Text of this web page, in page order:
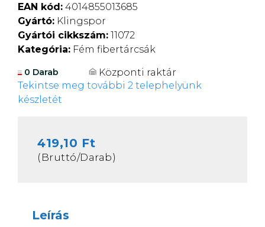
EAN kód: 4014855013685
Gyártó: Klingspor
Gyártói cikkszám: 11072
Kategória: Fém fibertárcsák
0 Darab
Központi raktár
Tekintse meg további 2 telephelyünk
készletét
419,10 Ft
(Bruttó/Darab)
Leírás